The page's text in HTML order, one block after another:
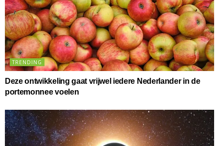
TRENDING
Deze ontwikkeling gaat vrijwel iedere Nederlander in de
portemonnee voelen